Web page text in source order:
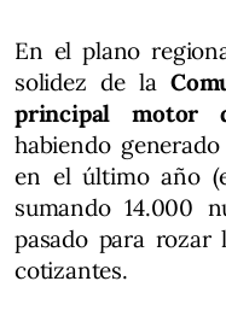
En el plano
solidez de la
principal motor
habiendo generado
en el último año
sumando 14.000
pasado para
cotizantes.